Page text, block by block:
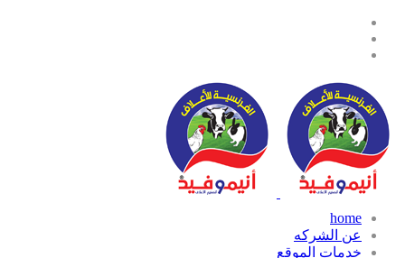
home
عن الشركه
خدمات الموقع